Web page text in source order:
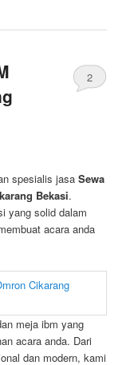
2
spesialis jasaSewa
Bekasi.
yang solid dalam
acara anda
meja ibm yang
acara anda. Dari
dan modern, kami